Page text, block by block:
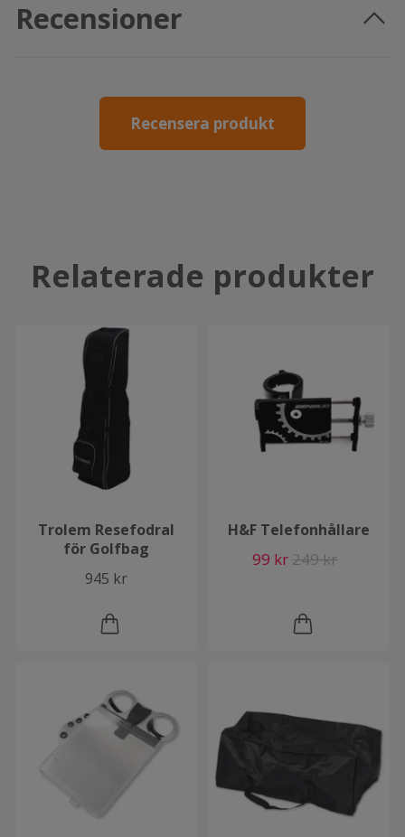
Recensioner
Recensera produkt
Relaterade produkter
Trolem Resefodral
för Golfbag
945 kr
H&F Telefonhållare
99 kr 249 kr